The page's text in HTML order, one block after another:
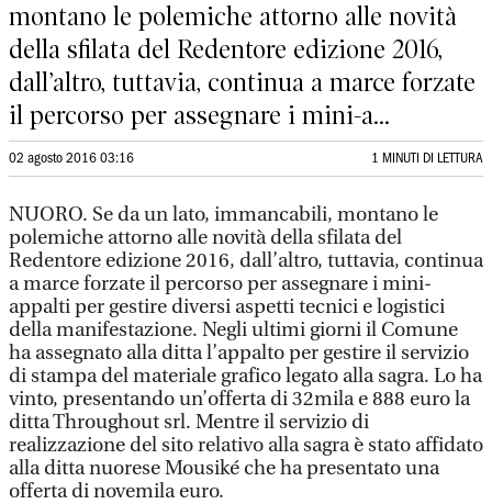
montano le polemiche attorno alle novità
della sfilata del Redentore edizione 2016,
dall’altro, tuttavia, continua a marce forzate
il percorso per assegnare i mini-a...
02 agosto 2016 03:16 1 MINUTI DI LETTURA
NUORO. Se da un lato, immancabili, montano le
polemiche attorno alle novità della sfilata del
Redentore edizione 2016, dall’altro, tuttavia, continua
a marce forzate il percorso per assegnare i mini-
appalti per gestire diversi aspetti tecnici e logistici
della manifestazione. Negli ultimi giorni il Comune
ha assegnato alla ditta l’appalto per gestire il servizio
di stampa del materiale grafico legato alla sagra. Lo ha
vinto, presentando un’offerta di 32mila e 888 euro la
ditta Throughout srl. Mentre il servizio di
realizzazione del sito relativo alla sagra è stato affidato
alla ditta nuorese Mousiké che ha presentato una
offerta di novemila euro.